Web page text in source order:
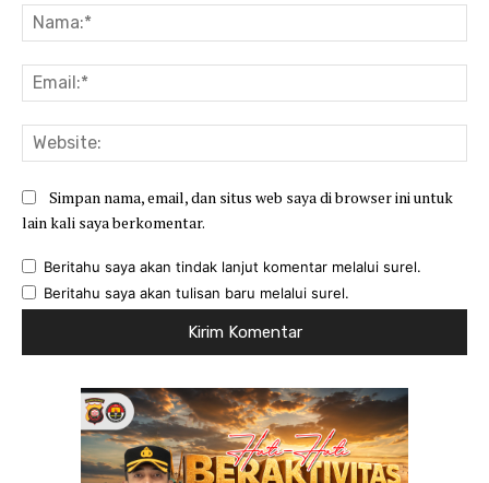
Simpan nama, email, dan situs web saya di browser ini untuk
lain kali saya berkomentar.
Beritahu saya akan tindak lanjut komentar melalui surel.
Beritahu saya akan tulisan baru melalui surel.